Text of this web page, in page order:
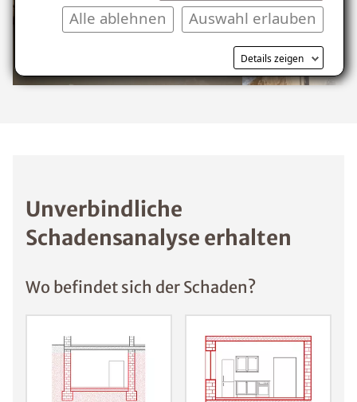
Auswahl erlauben
Alle ablehnen
Details zeigen
Unverbindliche
Schadensanalyse erhalten
Wo befindet sich der Schaden?